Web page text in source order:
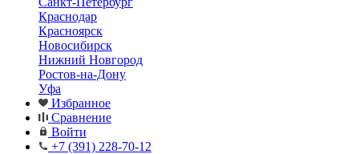
Краснодар
Красноярск
Новосибирск
Нижний Новгород
Ростов-на-Дону
Уфа
Избранное
Сравнение
Войти
+7 (391) 228-70-12